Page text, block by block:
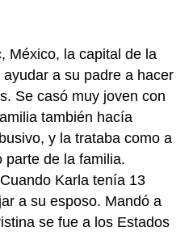
México, la capital de la
a su padre a hacer
Se casó muy joven con
también hacía
y la trataba como a
parte de la familia.
Karla tenía 13
a su esposo. Mandó a
se fue a los Estados